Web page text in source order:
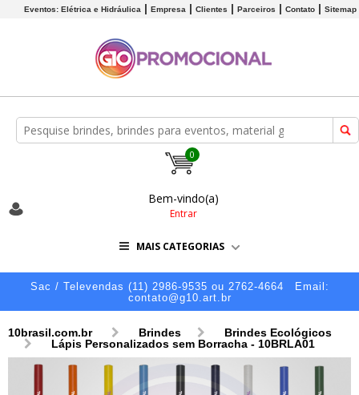
Eventos: Elétrica e Hidráulica Empresa Clientes Parceiros Contato Sitemap
0
Bem-vindo(a)
Entrar
MAIS CATEGORIAS
Sac / Televendas (11) 2986-9535 ou 2762-4664
Email:
contato@g10.art.br
10brasil.com.br Brindes
Brindes Ecológicos
Lápis Personalizados sem Borracha - 10BRLA01